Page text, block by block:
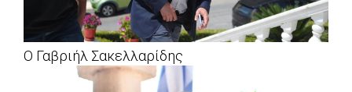
Ο Γαβριήλ Σακελλαρίδης